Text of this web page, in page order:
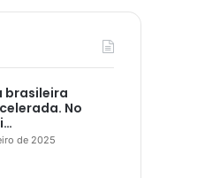
brasileira
No
de 2025